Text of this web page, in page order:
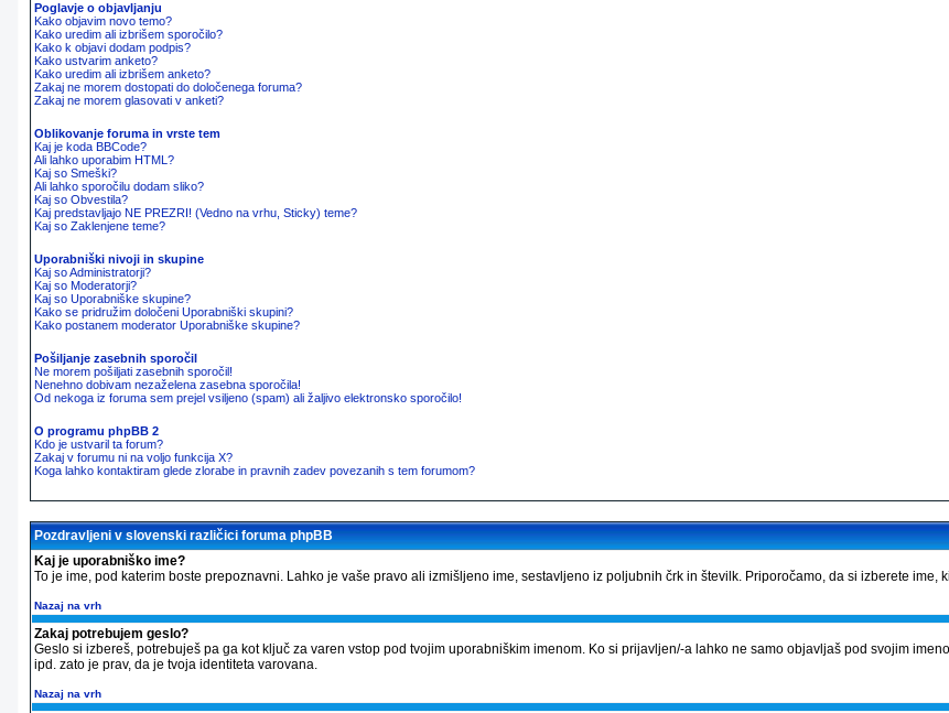
Poglavje o objavljanju
Kako objavim novo temo?
Kako uredim ali izbrišem sporočilo?
Kako k objavi dodam podpis?
Kako ustvarim anketo?
Kako uredim ali izbrišem anketo?
Zakaj ne morem dostopati do določenega foruma?
Zakaj ne morem glasovati v anketi?
Oblikovanje foruma in vrste tem
Kaj je koda BBCode?
Ali lahko uporabim HTML?
Kaj so Smeški?
Ali lahko sporočilu dodam sliko?
Kaj so Obvestila?
Kaj predstavljajo NE PREZRI! (Vedno na vrhu, Sticky) teme?
Kaj so Zaklenjene teme?
Uporabniški nivoji in skupine
Kaj so Administratorji?
Kaj so Moderatorji?
Kaj so Uporabniške skupine?
Kako se pridružim določeni Uporabniški skupini?
Kako postanem moderator Uporabniške skupine?
Pošiljanje zasebnih sporočil
Ne morem pošiljati zasebnih sporočil!
Nenehno dobivam nezaželena zasebna sporočila!
Od nekoga iz foruma sem prejel vsiljeno (spam) ali žaljivo elektronsko sporočilo!
O programu phpBB 2
Kdo je ustvaril ta forum?
Zakaj v forumu ni na voljo funkcija X?
Koga lahko kontaktiram glede zlorabe in pravnih zadev povezanih s tem forumom?
Pozdravljeni v slovenski različici foruma phpBB
Kaj je uporabniško ime?
To je ime, pod katerim boste prepoznavni. Lahko je vaše pravo ali izmišljeno ime, sestavljeno iz poljubnih črk in številk. Priporočamo, da si izberete ime,
Nazaj na vrh
Zakaj potrebujem geslo?
Geslo si izbereš, potrebuješ pa ga kot ključ za varen vstop pod tvojim uporabniškim imenom. Ko si prijavljen/-a lahko ne samo objavljaš pod svojim
ipd. zato je prav, da je tvoja identiteta varovana.
Nazaj na vrh